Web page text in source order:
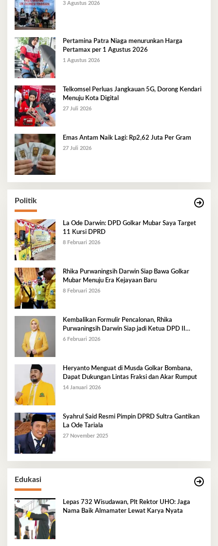
3 Agustus 2026
Pertamina Patra Niaga menurunkan Harga
Pertamax per 1 Agustus 2026
1 Agustus 2026
Telkomsel Perluas Jangkauan 5G, Dorong Kendari
Menuju Kota Digital
27 Juli 2026
Emas Antam Naik Lagi: Rp2,62 Juta Per Gram
27 Juli 2026
Politik
La Ode Darwin: DPD Golkar Mubar Saya Target
11 Kursi DPRD
8 Februari 2026
Rhika Purwaningsih Darwin Siap Bawa Golkar
Mubar Menuju Era Kejayaan Baru
8 Februari 2026
Kembalikan Formulir Pencalonan, Rhika
Purwaningsih Darwin Siap jadi Ketua DPD II
Golkar Mubar
6 Februari 2026
Heryanto Menguat di Musda Golkar Bombana,
Dapat Dukungan Lintas Fraksi dan Akar Rumput
14 Januari 2026
Syahrul Said Resmi Pimpin DPRD Sultra Gantikan
La Ode Tariala
27 November 2025
Edukasi
Lepas 732 Wisudawan, Plt Rektor UHO: Jaga
Nama Baik Almamater Lewat Karya Nyata